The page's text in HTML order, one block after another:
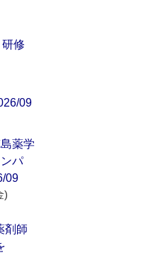
修
09
薬学
パ
09
)
剤師